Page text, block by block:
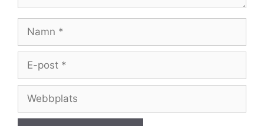
Namn
Webbplats